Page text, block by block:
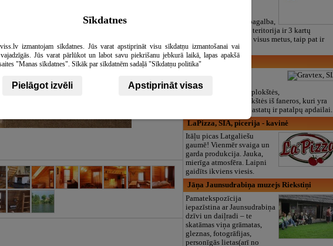
logopedas, speciali pagalba,
būreliai, didelė žalia teritorija ir 3 kartų
maitinimas. Dirbame visus metus, taip pat ir
vasarą!
Gravtex, SIA
- unikalios medinės
dekoratyvinės sienų plokštės,
- fasado apdailos plokštės iš faneros, kuri yra
idealus sprendimas pastatų ir patalpų apdailai.
LaPizza, SIA, picerija - kavinė
Itāļu picas Latgaliešu
gaumē! Vienmēr svaiga un
garda produkcija. Jauka,
mierīga atmosfēra. Laipni
gaidīts ikviens viesis.
Jāņa Jaunsudrabiņa muzejs Riekstiņi
Pamatekspozīcija
iepazīstina ar Jaunsudrabiņa
dzīvi un daiļradi – te
skatāmas viņa grāmatas,
gleznas, fotogrāfijas,
personīgās lietas(arī no
Sīkdatnes
izmantojam sīkdatnes. Jūs varat apstiprināt visu sīkdatņu izmantošanai vai
Jūs varat pārlūkot un labot savu piekrišanu jebkurā laikā, lapas apakšā
"Manas sīkdatnes". Sīkāk par sīkdatnēm sadaļā "Sīkdatņu politika"
Pielāgot izvēli Apstiprināt visas